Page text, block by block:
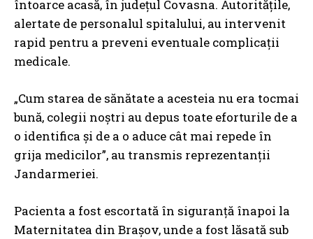
întoarce acasă, în județul Covasna. Autoritățile,
alertate de personalul spitalului, au intervenit
rapid pentru a preveni eventuale complicații
medicale.
„Cum starea de sănătate a acesteia nu era tocmai
bună, colegii noştri au depus toate eforturile de a
o identifica şi de a o aduce cât mai repede în
grija medicilor”, au transmis reprezentanții
Jandarmeriei.
Pacienta a fost escortată în siguranță înapoi la
Maternitatea din Brașov, unde a fost lăsată sub